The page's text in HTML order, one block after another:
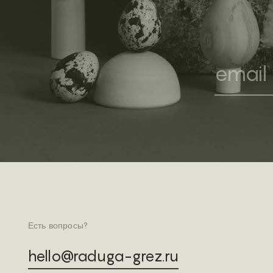
Есть вопросы?
hello@raduga-grez.ru